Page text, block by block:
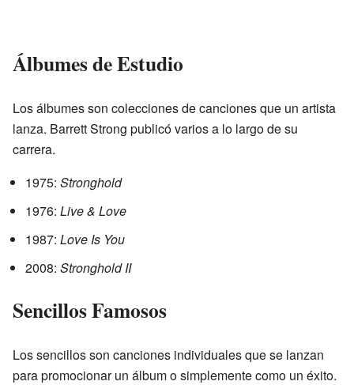
Álbumes de Estudio
Los álbumes son colecciones de canciones que un artista
lanza. Barrett Strong publicó varios a lo largo de su
carrera.
1975: Stronghold
1976: Live & Love
1987: Love Is You
2008: Stronghold II
Sencillos Famosos
Los sencillos son canciones individuales que se lanzan
para promocionar un álbum o simplemente como un éxito.